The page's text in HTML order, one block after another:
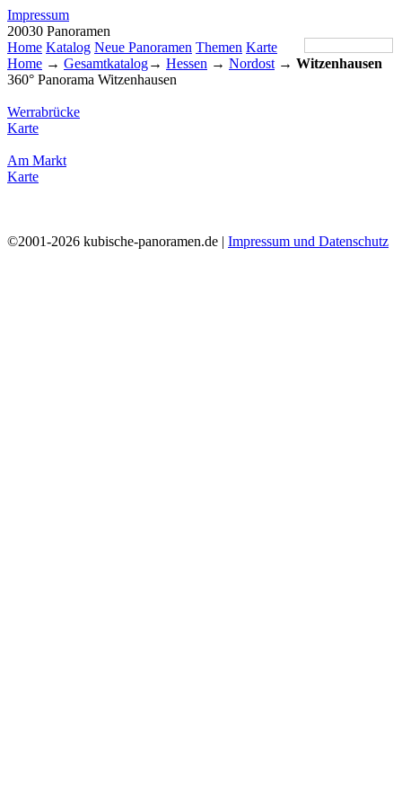
Impressum
20030 Panoramen
Home Katalog Neue Panoramen Themen Karte
Home → Gesamtkatalog→ Hessen → Nordost → Witzenhausen
360° Panorama Witzenhausen
Werrabrücke
Karte
Am Markt
Karte
©2001-2026 kubische-panoramen.de | Impressum und Datenschutz